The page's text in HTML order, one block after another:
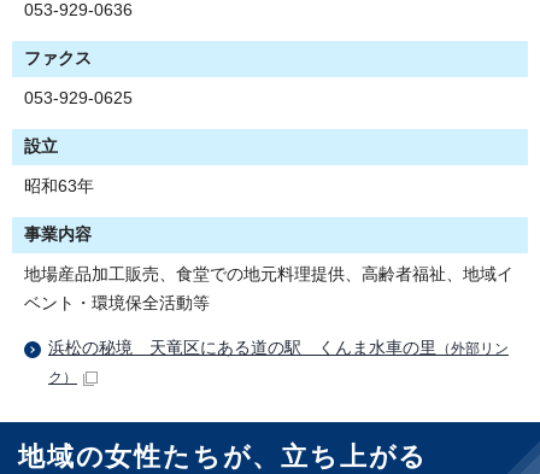
053-929-0636
ファクス
053-929-0625
設立
昭和63年
事業内容
地場産品加工販売、食堂での地元料理提供、高齢者福祉、地域イ
ベント・環境保全活動等
浜松の秘境 天竜区にある道の駅 くんま水車の里
（外部リン
ク）
地域の女性たちが、立ち上がる